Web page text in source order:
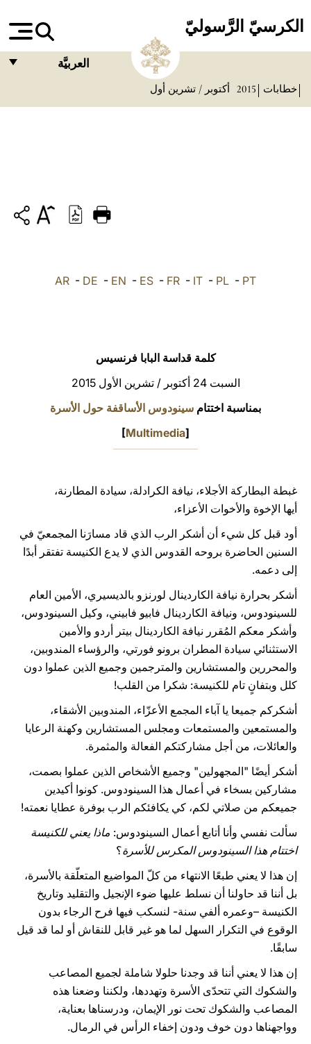
الكرسيّ الرَّسوليّ
العربيَّة
DEUTSCH
العربيّة
خطابات 2015 أكتوبر / تشرين أول
AR - DE - EN - ES - FR - IT - PL - PT
كلمة قداسة البابا فرنسيس
السبت 24 أكتوبر / تشرين الأول 2015
بمناسبة اختتام سينودوس الأساقفة حول الأسرة
[Multimedia]
غبطة البطاركة الأجلاء، نيافة الكرادلة، سيادة المطارنة،
أيها الإخوة والأخوات الأعزاء،
أود قبل كل شيء أن أشكر الرب الذي قاد مسارَنا المجمعيّ في
السنين الحاضرة بروحه القدوس الذي لا يدع الكنيسة تفتقر أبدًا
إلى دعمه.
أشكر بحرارة نيافة الكاردينال لورنزو بالديسيري، الأمين العام
للسينودوس، ونيافة الكاردينال فابيو فابيني، وكيل السينودوس،
وأشكر معكم المُقرر نيافة الكاردينال بيتر أردو والأمين
الاستثنائي سيادة المطران برونو فورتي، والرؤساء المندوبين،
والمحررين والمستشارين والمترجمين وجميع الذين عملوا دون
كلل وبتفانٍ تام للكنيسة: شكرا من القلب!
أشكركم جميعا يا آباء المجمع الأعزّاء، المندوبين الأشقاء،
والمستمعين والمستمعات ومجلس المستشارين وكهنة الرعايا
والعائلات، من أجل مشاركتكم الفعالة والمثمرة.
أشكر أيضًا "المجهولين" وجميع الأشخاص الذين عملوا بصمت،
مشاركين بسخاء في أعمال هذا السينودوس. كونوا أكيدين
جميعكم من صلاتي لكم، كي يكافئكم الرب بوفرة عطايا نعمته!
سألت نفسي وأنا أتابع أعمال السينودوس: ماذا يعني للكنيسة
اختتام هذا السينودوس المكرس للأسرة؟
إن هذا لا يعني طبعًا الانتهاء من كلّ المواضيع المتعلّقة بالأسرة،
بل أننا قد حاولنا أن نسلط عليها ضوء الإنجيل والتقليد وتاريخ
الكنيسة –وعمره ألفي سنة- لنسكب فيها فرح الرجاء بدون
الوقوع في التكرار السهل لما هو غير قابل للنقاش أو لما قد قيل
سابقًا.
إن هذا لا يعني أننا قد وجدنا حلولا شاملة لجميع المصاعب
والشكوك التي تتحدّى الأسرة وتهددها، ولكننا وضعنا هذه
المصاعب والشكوك تحت نور الإيمان، ودرسناها بعناية،
وواجهناها دون خوف ودون إخفاء الرأس في الرمال.